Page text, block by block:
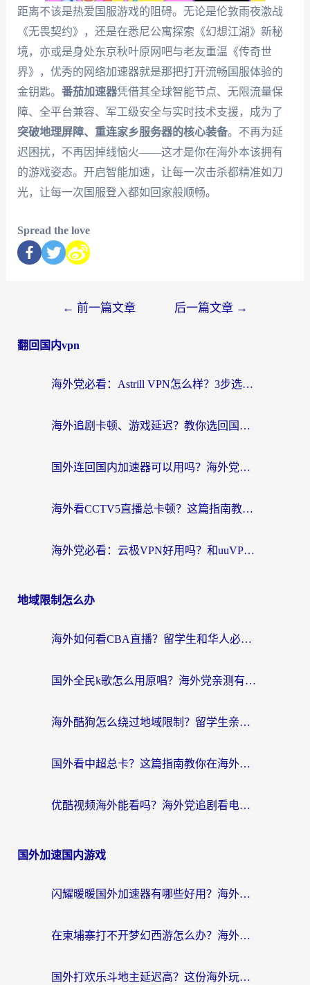
距离不该是热爱国服游戏的阻碍。无论是伦敦雨夜激战
《无畏契约》，还是在悉尼公寓探索《幻想江湖》新秘
境，亦或是身处东京秋叶原网吧与老友重温《传奇世
界》，优秀的网络加速器就是那把打开流畅国服体验的
金钥匙。 番茄加速器凭借其全球智能节点、无限流量保
障、全平台兼容、军工级安全与实时技术支援，成为了
突破地理屏障、重连家乡服务器的核心装备。不再为延
迟困扰，不再因掉线恼火——这才是你在海外本该拥有
的游戏姿态。开启智能加速，让每一次击杀都精准如刀
光，让每一次国服登入都如回家般顺畅。
Spread the love
← 前一篇文章 后一篇文章 →
翻回国内vpn
海外党必看：Astrill VPN怎么样？3步选对回国加速器实现无缝刷剧玩游戏
海外追剧卡顿、游戏延迟？教你选回国加速器，附免费加速器试用一小时福利
国外连回国内加速器可以用吗？海外党亲测实用指南，解决追剧游戏卡顿难题
海外看CCTV5直播总卡顿？这篇指南教你选对回国加速器，无缝刷国内资源
海外党必看：云极VPN好用吗？和uuVPN对比哪个回国效果更好？附真实体验+避坑指南
地域限制怎么办
海外如何看CBA直播？留学生和华人必看的无卡顿观赛指南
国外全民k歌怎么用原唱？海外党亲测有效的回国加速解决方案
海外酷狗怎么绕过地域限制？留学生亲测有效的回国加速器选择指南
国外看中超总卡？这篇指南教你在海外流畅看体育赛事+中文解说（附避坑技巧）
优酷视频海外能看吗？海外党追剧看电影的终极解决方案来了
国外加速国内游戏
闪耀暖暖国外加速器有哪些好用？海外党亲测的国服游戏加速终极指南
在柬埔寨打不开梦幻西游怎么办？海外玩家国服游戏加速终极指南
国外打欢乐斗地主延迟高？这份海外玩家国服游戏加速指南帮你解决卡顿烦恼